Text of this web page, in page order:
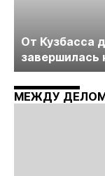
От Кузбасса
завершилась
технологий
Майнинг»
МЕЖДУ